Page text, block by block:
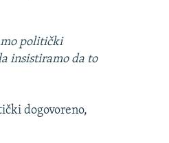
politički
insistiramo da to
dogovoreno,